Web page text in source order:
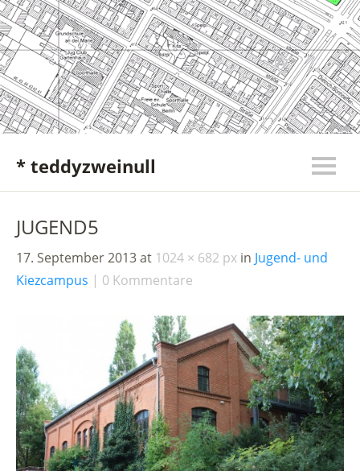
* teddyzweinull
JUGEND5
17. September 2013at 1024 × 682 px in Jugend- und
Kiezcampus
0 Kommentare